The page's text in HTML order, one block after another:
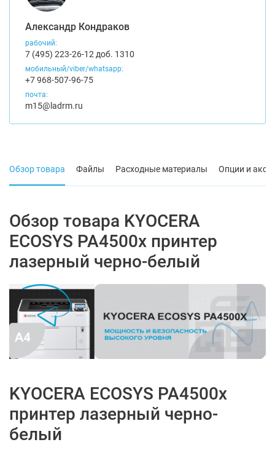
Александр Кондраков
рабочий:
7 (495) 223-26-12 доб. 1310
мобильный/viber/whatsapp:
+7 968-507-96-75
почта:
m15@ladrm.ru
Обзор товара Файлы Расходные материалы Опции и
Обзор товара KYOCERA
ECOSYS PA4500x принтер
лазерный черно-белый
KYOCERA ECOSYS PA4500x
принтер лазерный черно-
белый